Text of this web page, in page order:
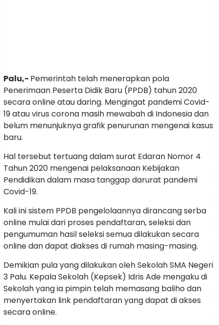
Palu,- Pemerintah telah menerapkan pola
Penerimaan Peserta Didik Baru (PPDB) tahun 2020
secara online atau daring. Mengingat pandemi Covid-
19 atau virus corona masih mewabah di Indonesia dan
belum menunjuknya grafik penurunan mengenai kasus
baru.
Hal tersebut tertuang dalam surat Edaran Nomor 4
Tahun 2020 mengenai pelaksanaan Kebijakan
Pendidikan dalam masa tanggap darurat pandemi
Covid-19.
Kali ini sistem PPDB pengelolaannya dirancang serba
online mulai dari proses pendaftaran, seleksi dan
pengumuman hasil seleksi semua dilakukan secara
online dan dapat diakses di rumah masing-masing.
Demikian pula yang dilakukan oleh Sekolah SMA Negeri
3 Palu. Kepala Sekolah (Kepsek) Idris Ade mengaku di
Sekolah yang ia pimpin telah memasang baliho dan
menyertakan link pendaftaran yang dapat di akses
secara online.